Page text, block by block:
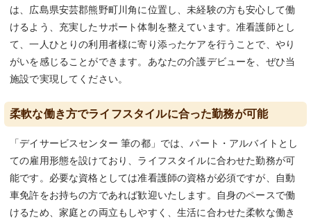
は、広島県安芸郡熊野町川角に位置し、未経験の方も安心して働
けるよう、充実したサポート体制を整えています。准看護師とし
て、一人ひとりの利用者様に寄り添ったケアを行うことで、やり
がいを感じることができます。あなたの介護デビューを、ぜひ当
施設で実現してください。
柔軟な働き方でライフスタイルに合った勤務が可能
「デイサービスセンター 筆の都」では、パート・アルバイトとし
ての雇用形態を設けており、ライフスタイルに合わせた勤務が可
能です。必要な資格としては准看護師の資格が必須ですが、自動
車免許をお持ちの方であれば歓迎いたします。自身のペースで働
けるため、家庭との両立もしやすく、生活に合わせた柔軟な働き